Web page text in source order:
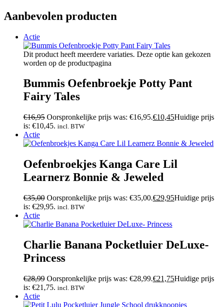
Aanbevolen producten
Actie
Dit product heeft meerdere variaties. Deze optie kan gekozen
worden op de productpagina
Bummis Oefenbroekje Potty Pant
Fairy Tales
€16,95 Oorspronkelijke prijs was: €16,95.€10,45Huidige prijs
is: €10,45. incl. BTW
Actie
Oefenbroekjes Kanga Care Lil
Learnerz Bonnie & Jeweled
€35,00 Oorspronkelijke prijs was: €35,00.€29,95Huidige prijs
is: €29,95. incl. BTW
Actie
Charlie Banana Pocketluier DeLuxe-
Princess
€28,99 Oorspronkelijke prijs was: €28,99.€21,75Huidige prijs
is: €21,75. incl. BTW
Actie